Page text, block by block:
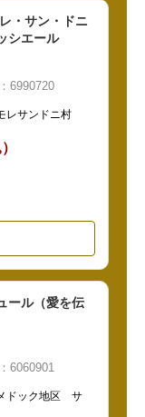
・サン・ドニ
シエール
6990720
レサンドニ村
ール（愛を伝
6060901
ドック地区 サ